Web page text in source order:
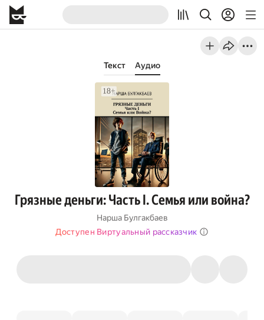
Текст Аудио
Грязные деньги: Часть I. Семья или война?
Нарша Булгакбаев
Доступен Виртуальный рассказчик